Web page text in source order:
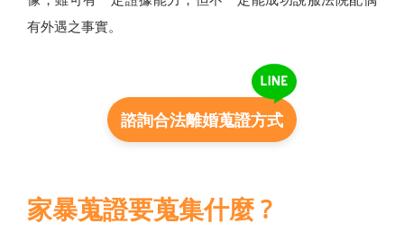
有外遇之事實。
諮詢合法離婚蒐證方式
家暴蒐證要蒐集什麼 ?